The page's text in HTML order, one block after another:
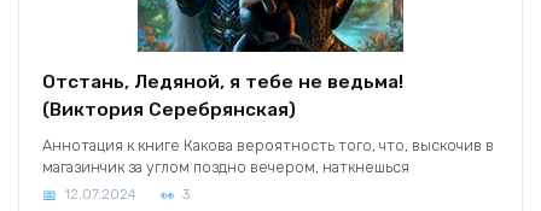
Отстань, Ледяной, я тебе не ведьма!
(Виктория Серебрянская)
Аннотация к книге Какова вероятность того, что, выскочив в
магазинчик за углом поздно вечером, наткнешься
12.07.2024 3